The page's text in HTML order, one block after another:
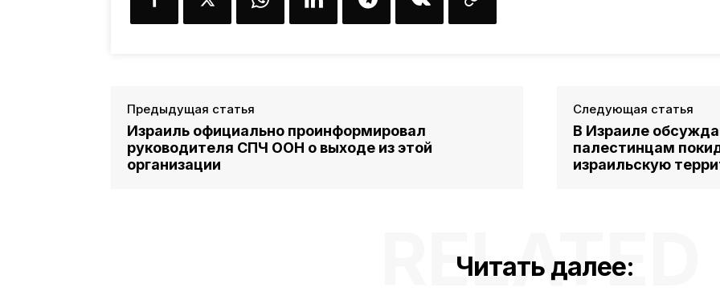
Предыдущая статья
Израиль официально проинформировал
руководителя СПЧ ООН о выходе из этой
организации
Следующая статья
В Израиле
палестинцам
израильскую
Читать далее:
RELATED